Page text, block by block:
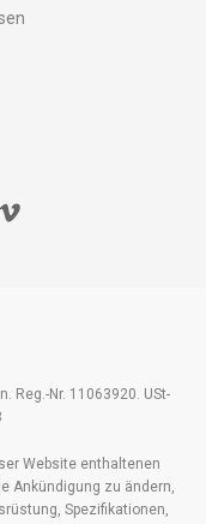
v
Reg.-Nr. 11063920. USt-
Website enthaltenen
Ankündigung zu ändern,
Spezifikationen,